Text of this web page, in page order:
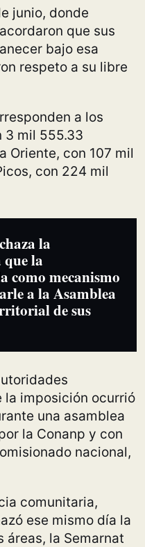
junio, donde
que sus
bajo esa
respeto a su libre
a los
3 mil 555.33
Oriente, con 107 mil
con 224 mil
la
que la
como mecanismo
a la Asamblea
de sus
la imposición ocurrió
una asamblea
la Conanp y con
nacional,
comunitaria,
ese mismo día la
áreas, la Semarnat